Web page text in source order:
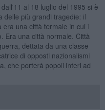
al 18 luglio del 1995 si è
delle più grandi tragedie: il
una città termale in cui i
Era una città normale. Città
dettata da una classe
di opposti nazionalismi
che porterà popoli interi ad